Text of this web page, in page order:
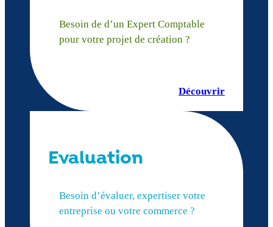
Besoin de d’un Expert Comptable
pour votre projet de création ?
Découvrir
Evaluation
Besoin d’évaluer, expertiser votre
entreprise ou votre commerce ?